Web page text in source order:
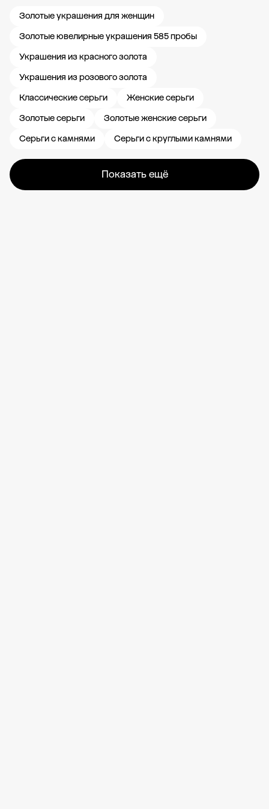
Золотые украшения для женщин
Золотые ювелирные украшения 585 пробы
Украшения из красного золота
Украшения из розового золота
Классические серьги
Женские серьги
Золотые серьги
Золотые женские серьги
Серьги с камнями
Серьги с круглыми камнями
Показать ещё